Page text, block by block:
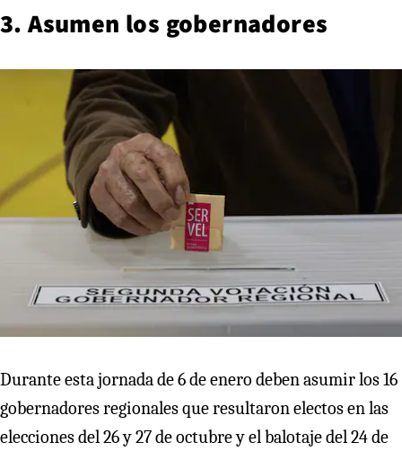
3. Asumen los gobernadores
Durante esta jornada de 6 de enero deben asumir los 16
gobernadores regionales que resultaron electos en las
elecciones del 26 y 27 de octubre y el balotaje del 24 de